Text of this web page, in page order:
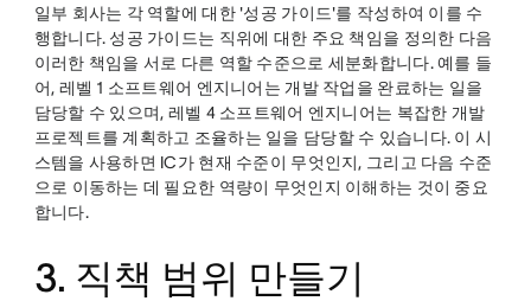
일부 회사는 각 역할에 대한 '성공 가이드'를 작성하여 이를 수
행합니다. 성공 가이드는 직위에 대한 주요 책임을 정의한 다음
이러한 책임을 서로 다른 역할 수준으로 세분화합니다. 예를 들
어, 레벨 1 소프트웨어 엔지니어는 개발 작업을 완료하는 일을
담당할 수 있으며, 레벨 4 소프트웨어 엔지니어는 복잡한 개발
프로젝트를 계획하고 조율하는 일을 담당할 수 있습니다. 이 시
스템을 사용하면 IC가 현재 수준이 무엇인지, 그리고 다음 수준
으로 이동하는 데 필요한 역량이 무엇인지 이해하는 것이 중요
합니다.
3. 직책 범위 만들기